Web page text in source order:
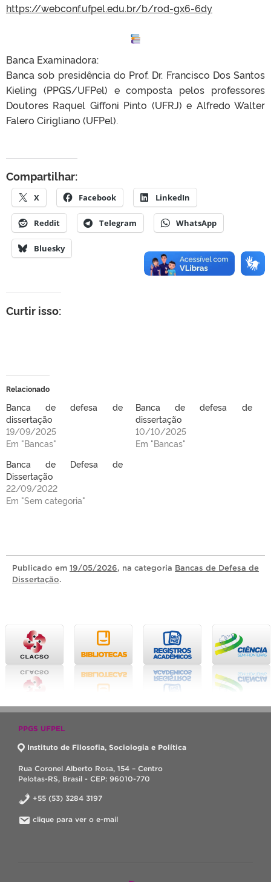
https://webconf.ufpel.edu.br/b/rod-gx6-6dy
Banca Examinadora:
Banca sob presidência do Prof. Dr. Francisco Dos Santos
Kieling (PPGS/UFPel) e composta pelos professores
Doutores Raquel Giffoni Pinto (UFRJ) e Alfredo Walter
Falero Cirigliano (UFPel).
Compartilhar:
X Facebook LinkedIn
Reddit Telegram WhatsApp
Bluesky
Curtir isso:
Relacionado
Banca de defesa de
dissertação
19/09/2025
Em "Bancas"
Banca de defesa de
dissertação
10/10/2025
Em "Bancas"
Banca de Defesa de
Dissertação
22/09/2022
Em "Sem categoria"
Publicado em 19/05/2026, na categoria Bancas de Defesa de
Dissertação.
PPGS UFPEL
Instituto de Filosofia, Sociologia e Política
Rua Coronel Alberto Rosa, 154 – Centro
Pelotas-RS, Brasil - CEP: 96010-770
+55 (53) 3284 3197
clique para ver o e-mail